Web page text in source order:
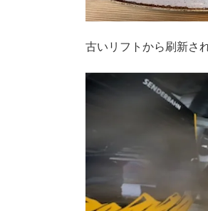
古いリフトから刷新さ